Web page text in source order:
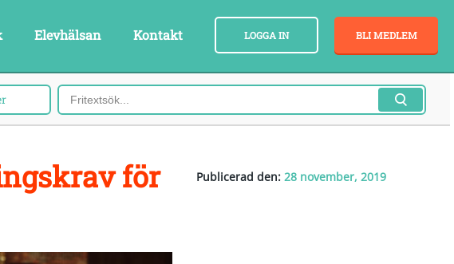
BLI MEDLEM
LOGGA IN
Elevhälsan Kontakt
Publicerad den: 28 november, 2019
för